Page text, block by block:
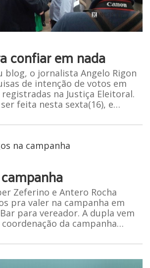
confiar em nada
blog, o jornalista Angelo Rigon
de intenção de votos em
na Justiça Eleitoral.
feita nesta sexta(16), e…
Zeferino e Antero Rocha
pra valer na campanha em
para vereador. A dupla vem
da campanha…